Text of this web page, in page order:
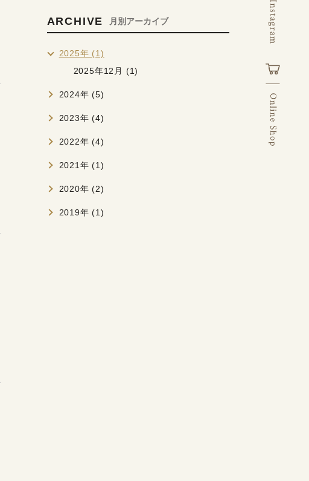
ARCHIVE 月別アーカイブ
2025年 (1)
2025年12月 (1)
2024年 (5)
2023年 (4)
2022年 (4)
2021年 (1)
2020年 (2)
2019年 (1)